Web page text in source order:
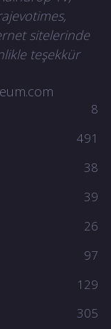
sitelerinde
teşekkür
8
491
38
39
26
97
129
305